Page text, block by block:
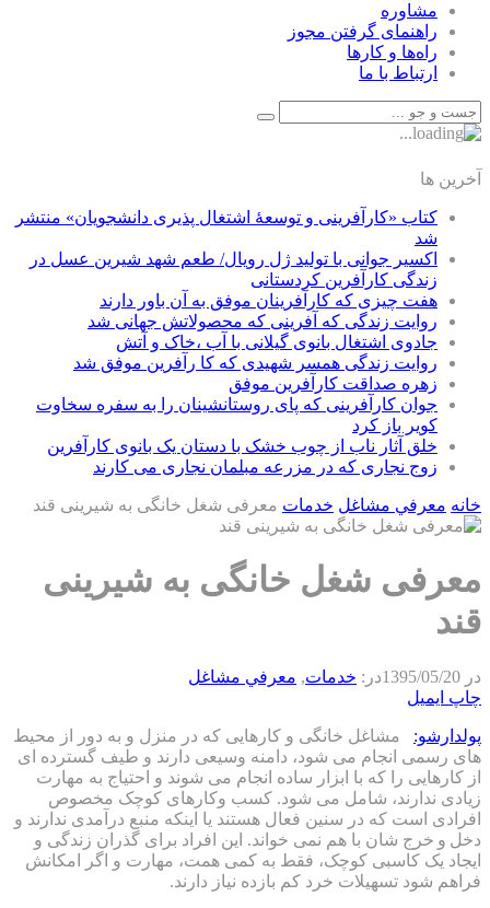
مشاوره
راهنمای گرفتن مجوز
راه‌ها و كارها
ارتباط با ما
آخرین ها
کتاب «کارآفرینی و توسعۀ اشتغال پذیری دانشجویان» منتشر
شد
اکسیر جوانی با تولید ژل رویال/ طعم شهد شیرین عسل‌ در
زندگی کارآفرین کردستانی
هفت چیزی که کارآفرینان موفق به آن باور دارند
روایت زندگی که آفرینی که محصولاتش جهانی شد
جادوی اشتغال بانوی گیلانی با آب ،خاک و آتش
روایت زندگی همسر شهیدی که کا رآفرین موفق شد
زهره صداقت کارآفرین موفق
جوان کارآفرینی که پای روستانشینان را به سفره سخاوت
کویر باز کرد
خلق آثار ناب از چوب خشک با دستان یک بانوی کارآفرین
زوج نجاری که در مزرعه مبلمان نجاری می کارند
خانه معرفي مشاغل خدمات معرفی شغل خانگی به شیرینی قند
معرفی شغل خانگی به شیرینی
قند
در 1395/05/20در: خدمات, معرفي مشاغل
چاپ ایمیل
پولدارشو: مشاغل خانگی و کارهایی که در منزل و به دور از محیط
های رسمی انجام می شود، دامنه وسیعی دارند و طیف گسترده ای
از کارهایی را که با ابزار ساده انجام می شوند و احتیاج به مهارت
زیادی ندارند، شامل می شود. کسب وکارهای کوچک مخصوص
افرادی است که در سنین فعال هستند یا اینکه منبع درآمدی ندارند و
دخل و خرج شان با هم نمی خواند. این افراد برای گذران زندگی و
ایجاد یک کاسبی کوچک، فقط به کمی همت، مهارت و اگر امکانش
فراهم شود تسهیلات خرد کم بازده نیاز دارند.